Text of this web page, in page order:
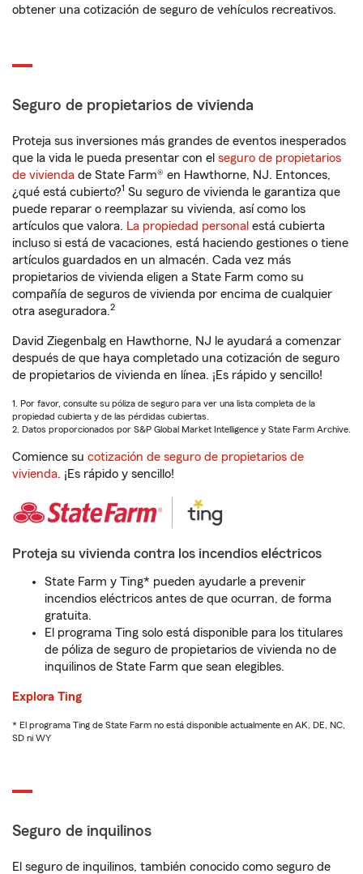
obtener una cotización de seguro de vehículos recreativos.
Seguro de propietarios de vivienda
Proteja sus inversiones más grandes de eventos inesperados
que la vida le pueda presentar con el seguro de propietarios
de vivienda de State Farm® en Hawthorne, NJ. Entonces,
¿qué está cubierto?1 Su seguro de vivienda le garantiza que
puede reparar o reemplazar su vivienda, así como los
artículos que valora. La propiedad personal está cubierta
incluso si está de vacaciones, está haciendo gestiones o tiene
artículos guardados en un almacén. Cada vez más
propietarios de vivienda eligen a State Farm como su
compañía de seguros de vivienda por encima de cualquier
otra aseguradora.2
David Ziegenbalg en Hawthorne, NJ le ayudará a comenzar
después de que haya completado una cotización de seguro
de propietarios de vivienda en línea. ¡Es rápido y sencillo!
1. Por favor, consulte su póliza de seguro para ver una lista completa de la
propiedad cubierta y de las pérdidas cubiertas.
2. Datos proporcionados por S&P Global Market Intelligence y State Farm Archive.
Comience su cotización de seguro de propietarios de
vivienda. ¡Es rápido y sencillo!
Proteja su vivienda contra los incendios eléctricos
State Farm y Ting* pueden ayudarle a prevenir
incendios eléctricos antes de que ocurran, de forma
gratuita.
El programa Ting solo está disponible para los titulares
de póliza de seguro de propietarios de vivienda no de
inquilinos de State Farm que sean elegibles.
Explora Ting
* El programa Ting de State Farm no está disponible actualmente en AK, DE, NC,
SD ni WY
Seguro de inquilinos
El seguro de inquilinos, también conocido como seguro de